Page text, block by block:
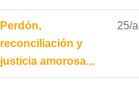
Perdón,
reconciliación y
justicia amorosa...
25/